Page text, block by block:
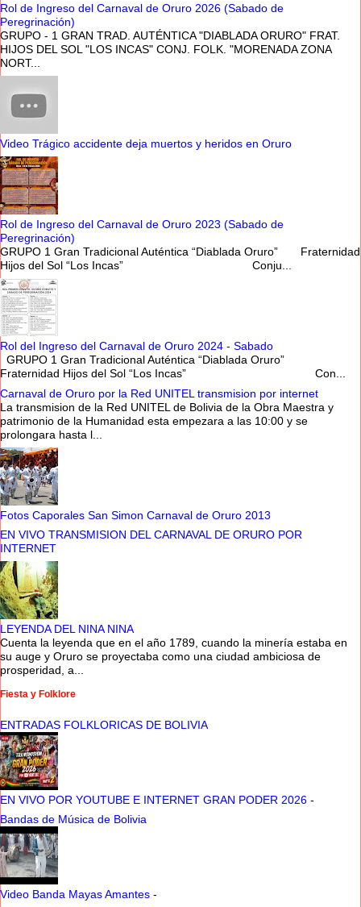
Rol de Ingreso del Carnaval de Oruro 2026 (Sabado de
Peregrinación)
GRUPO - 1 GRAN TRAD. AUTÉNTICA "DIABLADA ORURO" FRAT.
HIJOS DEL SOL "LOS INCAS" CONJ. FOLK. "MORENADA ZONA
NORT...
Video Trágico accidente deja muertos y heridos en Oruro
Rol de Ingreso del Carnaval de Oruro 2023 (Sabado de
Peregrinación)
GRUPO 1 Gran Tradicional Auténtica “Diablada Oruro” Fraternidad
Hijos del Sol “Los Incas” Conju...
Rol del Ingreso del Carnaval de Oruro 2024 - Sabado
GRUPO 1 Gran Tradicional Auténtica “Diablada Oruro”
Fraternidad Hijos del Sol “Los Incas” Con...
Carnaval de Oruro por la Red UNITEL transmision por internet
La transmision de la Red UNITEL de Bolivia de la Obra Maestra y
patrimonio de la Humanidad esta empezara a las 10:00 y se
prolongara hasta l...
Fotos Caporales San Simon Carnaval de Oruro 2013
EN VIVO TRANSMISION DEL CARNAVAL DE ORURO POR
INTERNET
LEYENDA DEL NINA NINA
Cuenta la leyenda que en el año 1789, cuando la minería estaba en
su auge y Oruro se proyectaba como una ciudad ambiciosa de
prosperidad, a...
Fiesta y Folklore
ENTRADAS FOLKLORICAS DE BOLIVIA
EN VIVO POR YOUTUBE E INTERNET GRAN PODER 2026 -
Bandas de Música de Bolivia
Video Banda Mayas Amantes -